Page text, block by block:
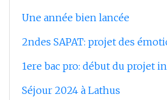
Une année bien lancée
2ndes SAPAT: projet des
1ere bac pro: début du projet
Séjour 2024 à Lathus